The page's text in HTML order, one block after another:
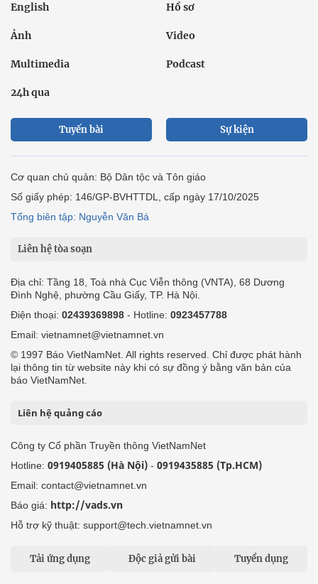
English Hồ sơ
Ảnh Video
Multimedia Podcast
24h qua
Tuyến bài Sự kiện
Cơ quan chủ quản: Bộ Dân tộc và Tôn giáo
Số giấy phép: 146/GP-BVHTTDL, cấp ngày 17/10/2025
Tổng biên tập: Nguyễn Văn Bá
Liên hệ tòa soạn
Địa chỉ: Tầng 18, Toà nhà Cục Viễn thông (VNTA), 68 Dương
Đình Nghệ, phường Cầu Giấy, TP. Hà Nội.
Điện thoại: 02439369898 - Hotline: 0923457788
Email: vietnamnet@vietnamnet.vn
© 1997 Báo VietNamNet. All rights reserved. Chỉ được phát hành
lại thông tin từ website này khi có sự đồng ý bằng văn bản của
báo VietNamNet.
Liên hệ quảng cáo
Công ty Cổ phần Truyền thông VietNamNet
Hotline: 0919405885 (Hà Nội) - 0919435885 (Tp.HCM)
Email: contact@vietnamnet.vn
Báo giá: http://vads.vn
Hỗ trợ kỹ thuật: support@tech.vietnamnet.vn
Tải ứng dụng Độc giả gửi bài Tuyển dụng